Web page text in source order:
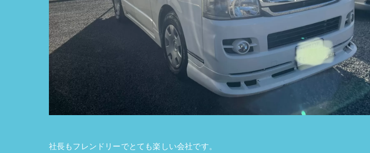
社長もフレンドリーでとても楽しい会社です。